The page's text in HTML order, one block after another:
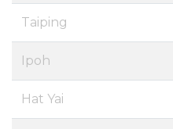
Taiping
Ipoh
Hat Yai